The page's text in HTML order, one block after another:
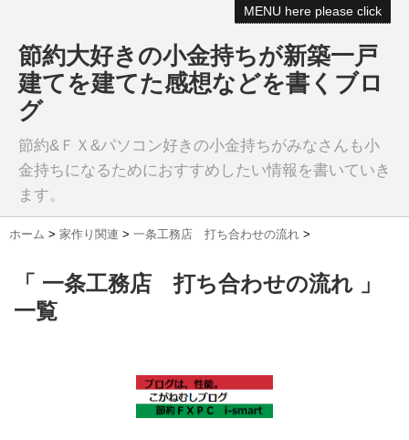
MENU here please click
節約大好きの小金持ちが新築一戸
建てを建てた感想などを書くブロ
グ
節約&ＦＸ&パソコン好きの小金持ちがみなさんも小
金持ちになるためにおすすめしたい情報を書いていき
ます。
ホーム > 家作り関連 > 一条工務店 打ち合わせの流れ >
「 一条工務店 打ち合わせの流れ 」
一覧